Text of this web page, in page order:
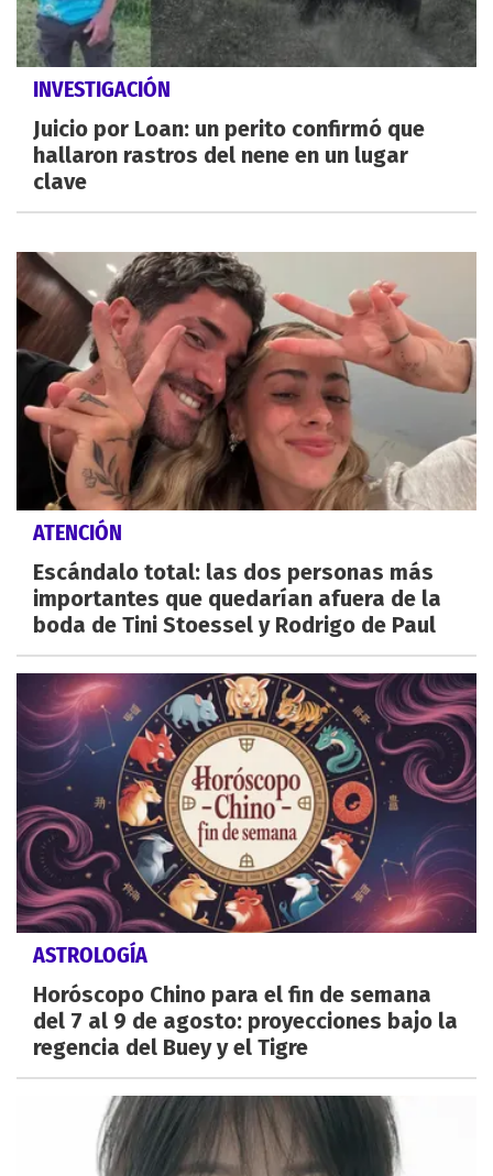
INVESTIGACIÓN
Juicio por Loan: un perito confirmó que
hallaron rastros del nene en un lugar
clave
ATENCIÓN
Escándalo total: las dos personas más
importantes que quedarían afuera de la
boda de Tini Stoessel y Rodrigo de Paul
ASTROLOGÍA
Horóscopo Chino para el fin de semana
del 7 al 9 de agosto: proyecciones bajo la
regencia del Buey y el Tigre